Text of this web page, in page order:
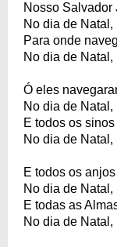
Nosso Salvador
No dia de
Para onde
No dia de
Ó eles
No dia de
E todos os
No dia de
E todos os
No dia de
E todas as
No dia de